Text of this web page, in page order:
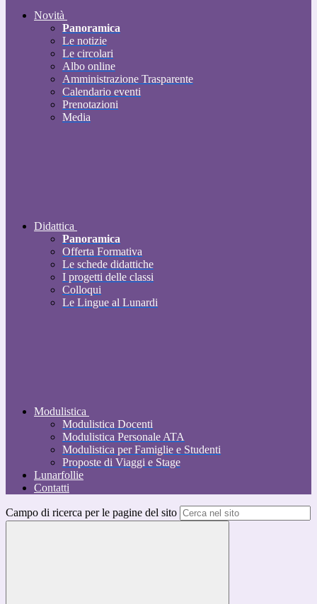
Novità
Panoramica
Le notizie
Le circolari
Albo online
Amministrazione Trasparente
Calendario eventi
Prenotazioni
Media
Didattica
Panoramica
Offerta Formativa
Le schede didattiche
I progetti delle classi
Colloqui
Le Lingue al Lunardi
Modulistica
Modulistica Docenti
Modulistica Personale ATA
Modulistica per Famiglie e Studenti
Proposte di Viaggi e Stage
Lunarfollie
Contatti
Campo di ricerca per le pagine del sito